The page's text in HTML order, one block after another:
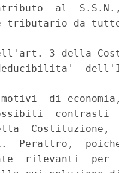
al
tributario da
3 della
di
contrasti
Costituzione,
Peraltro,
rilevanti  per